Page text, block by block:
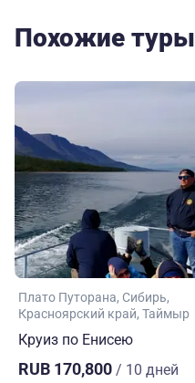
Похожие туры
Плато Путорана Сибирь
Красноярский край Таймыр
Круиз по Енисею
RUB 170,800 / 10 дней